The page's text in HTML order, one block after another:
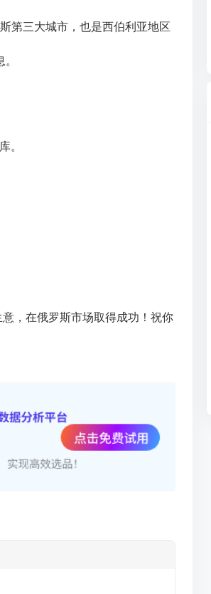
第三大城市，也是西伯利亚地区
。
，在俄罗斯市场取得成功！祝你